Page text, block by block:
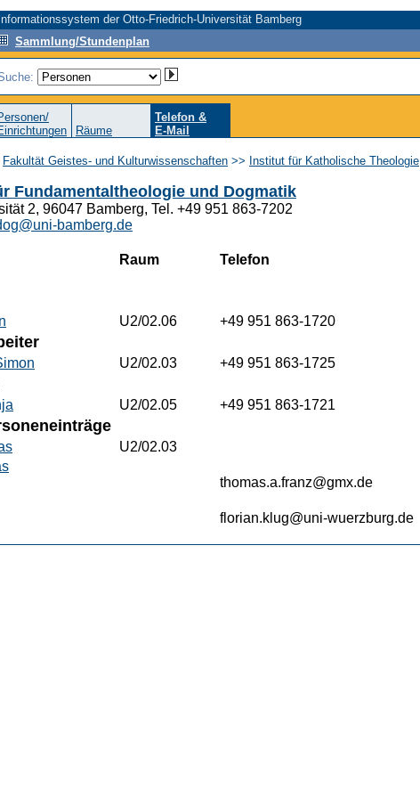
Informationssystem der Otto-Friedrich-Universität Bamberg
Sammlung/Stundenplan
Räume
Telefon &
E-Mail
Fakultät Geistes- und Kulturwissenschaften >> Institut für Katholische Theologie
Fundamentaltheologie und Dogmatik
2, 96047 Bamberg, Tel. +49 951 863-7202
bamberg.de
Raum Telefon
U2/02.06 +49 951 863-1720
U2/02.03 +49 951 863-1725
U2/02.05 +49 951 863-1721
U2/02.03
thomas.a.franz@gmx.de
florian.klug@uni-wuerzburg.de